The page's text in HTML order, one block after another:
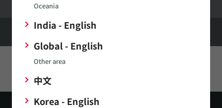
Oceania
India - English
Global - English
Other area
中文
Korea - English
HOME 製品 センサ
ショックセンサ（HDD・車載TPMS用）